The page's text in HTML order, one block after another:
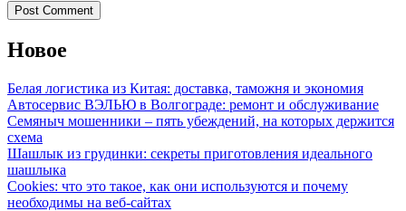
Новое
Белая логистика из Китая: доставка, таможня и экономия
Автосервис ВЭЛЬЮ в Волгограде: ремонт и обслуживание
Семяныч мошенники – пять убеждений, на которых держится
схема
Шашлык из грудинки: секреты приготовления идеального
шашлыка
Cookies: что это такое, как они используются и почему
необходимы на веб-сайтах